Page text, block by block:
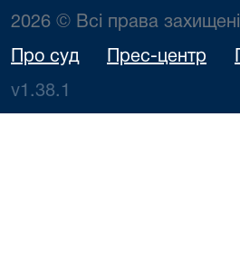
2026 © Всі права захищені
Про суд Прес-центр
v1.38.1